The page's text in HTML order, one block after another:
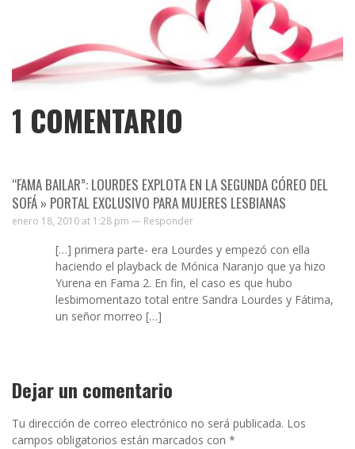
1 COMENTARIO
“FAMA BAILAR”: LOURDES EXPLOTA EN LA SEGUNDA CÓREO DEL
SOFÁ » PORTAL EXCLUSIVO PARA MUJERES LESBIANAS
enero 18, 2010 at 1:28 pm — Responder
[…] primera parte- era Lourdes y empezó con ella
haciendo el playback de Mónica Naranjo que ya hizo
Yurena en Fama 2. En fin, el caso es que hubo
lesbimomentazo total entre Sandra Lourdes y Fátima,
un señor morreo […]
Dejar un comentario
Tu dirección de correo electrónico no será publicada. Los
campos obligatorios están marcados con *